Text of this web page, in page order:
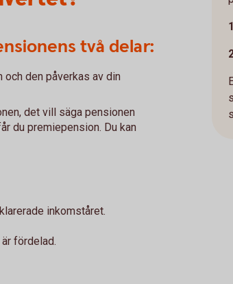
två delar:
den påverkas av din
det vill säga pensionen
du premiepension. Du kan
inkomståret.
fördelad.